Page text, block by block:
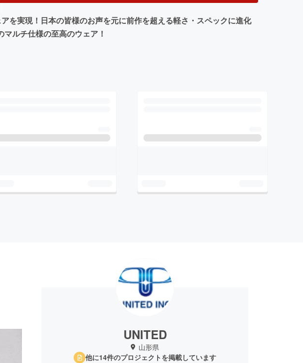
実現！日本の皆様のお声を元に前作を超える軽さ・スペックに進化
ルチ仕様の至高のウェア！
UNITED
山形県
他に14件のプロジェクトを掲載しています